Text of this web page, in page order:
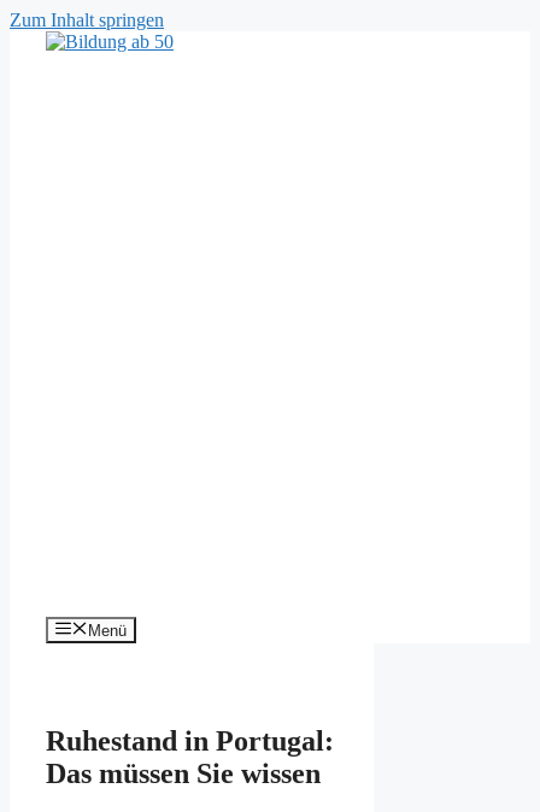
Zum Inhalt springen
Menü
Ruhestand in Portugal:
Das müssen Sie wissen